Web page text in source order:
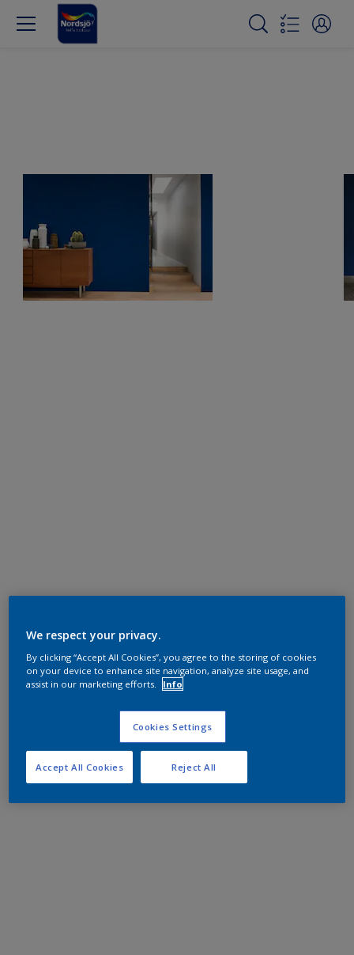
We respect your privacy.
By clicking “Accept All Cookies”, you agree to the storing of cookies
on your device to enhance site navigation, analyze site usage, and
assist in our marketing efforts.
Info
Cookies Settings
Reject All
Accept All Cookies